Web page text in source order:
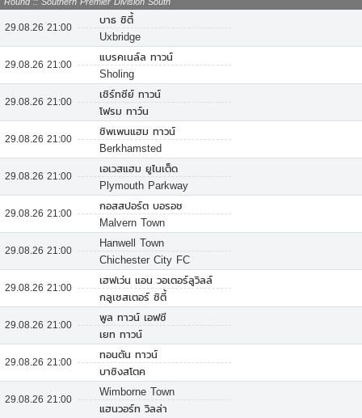
29.08.26 21:00
บาธ ซิตี้
Uxbridge
29.08.26 21:00
แบรคเนล์ล ทาวน์
Sholing
29.08.26 21:00
เชิร์ทซีย์ ทาวน์
โฟรม ทาว์น
29.08.26 21:00
ชิพเพนแฮม ทาวน์
Berkhamsted
29.08.26 21:00
เอเวสแฮม ยูไนเต็ด
Plymouth Parkway
29.08.26 21:00
กอสสปอร์ต บอรอช
Malvern Town
29.08.26 21:00
Hanwell Town
Chichester City FC
29.08.26 21:00
เฮฟเว่น แอน วอเตอร์ลูวิลล์
กลูเซสเตอร์ ซิตี้
29.08.26 21:00
พูล ทาวน์ เอฟซี
เยท ทาวน์
29.08.26 21:00
ทอนตัน ทาวน์
บาซิงสโตค
29.08.26 21:00
Wimborne Town
แฮนวอร์ท วิลล่า